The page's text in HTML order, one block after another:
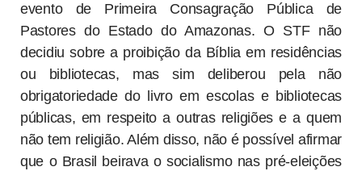
evento de Primeira Consagração Pública de
Pastores do Estado do Amazonas. O STF não
decidiu sobre a proibição da Bíblia em residências
ou bibliotecas, mas sim deliberou pela não
obrigatoriedade do livro em escolas e bibliotecas
públicas, em respeito a outras religiões e a quem
não tem religião. Além disso, não é possível afirmar
que o Brasil beirava o socialismo nas pré-eleições